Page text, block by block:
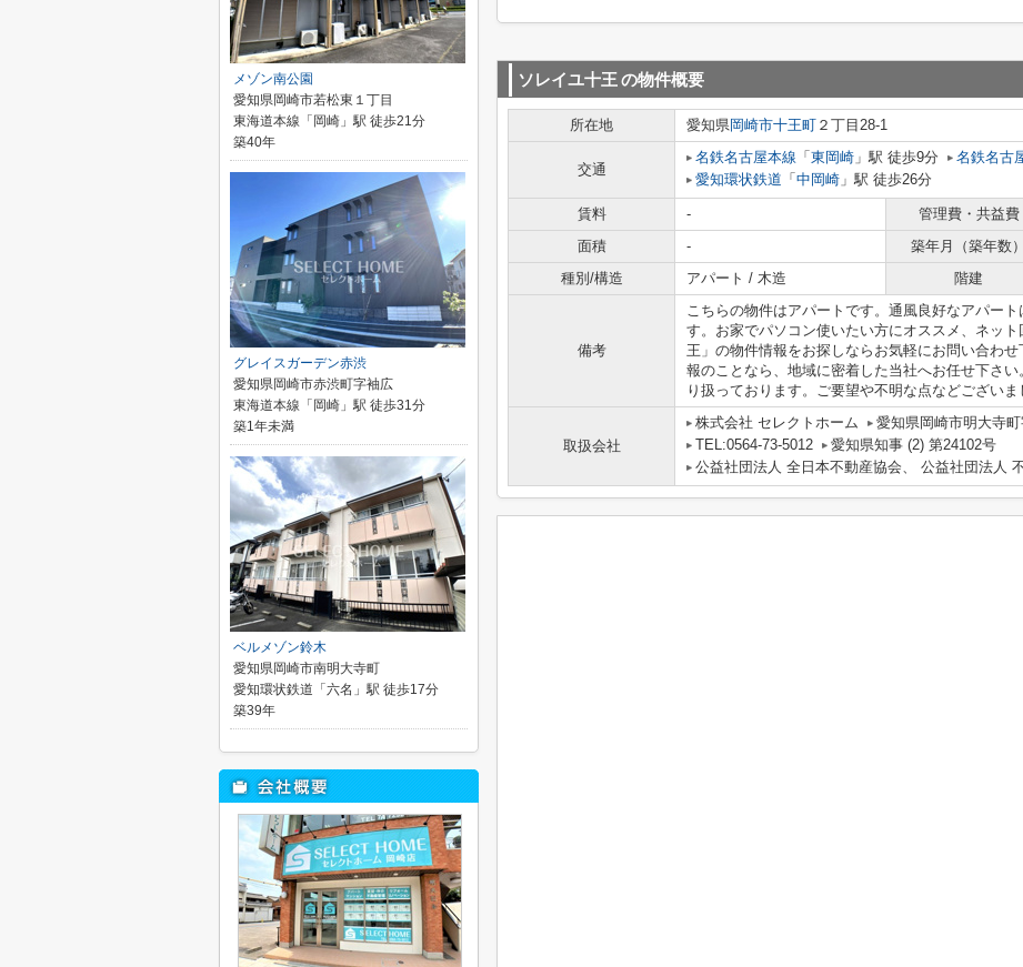
ソレイユ十王 の物件概要
所在地 愛知県岡崎市十王町 ２丁目28-1
交通
名鉄名古屋本線 「 東岡崎 」駅 徒歩9分 名鉄名古
愛知環状鉄道 「 中岡崎 」駅 徒歩26分
賃料 - 管理費・共益費
面積
- 築年月（築年数）
種別/構造
アパート / 木造 階建
備考
こちらの物件はアパートです。通風良好なアパー
す。お家でパソコン使いたい方にオススメ、ネッ
王」の物件情報をお探しならお気軽にお問い合わ
報のことなら、地域に密着した当社へお任せ下さ
り扱っております。ご要望や不明な点などございま
取扱会社
株式会社 セレクトホーム
愛知県岡崎市明大寺
TEL:0564-73-5012
愛知県知事 (2) 第24102号
公益社団法人 全日本不動産協会、 公益社団法人
メゾン南公園
愛知県岡崎市若松東１丁目
東海道本線「岡崎」駅 徒歩21分
築40年
グレイスガーデン赤渋
愛知県岡崎市赤渋町字袖広
東海道本線「岡崎」駅 徒歩31分
築1年未満
ベルメゾン鈴木
愛知県岡崎市南明大寺町
愛知環状鉄道「六名」駅 徒歩17分
築39年